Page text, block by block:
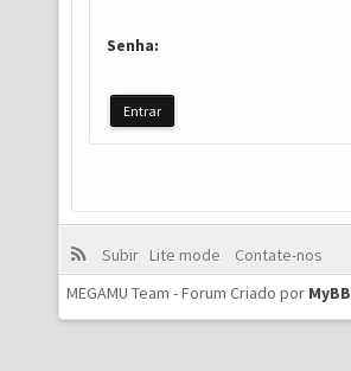
Senha:
Subir Lite mode
Contate-nos
MEGAMU Team - Forum Criado por MyBB